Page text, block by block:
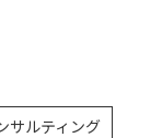
サルティング